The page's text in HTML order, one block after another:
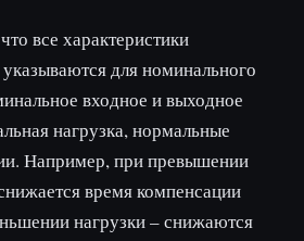
все характеристики
для номинального
входное и выходное
нагрузка, нормальные
Например, при превышении
время компенсации
нагрузки – снижаются